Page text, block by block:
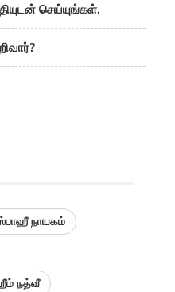
செய்யுங்கள்.
நாயகம்
நத்வீ